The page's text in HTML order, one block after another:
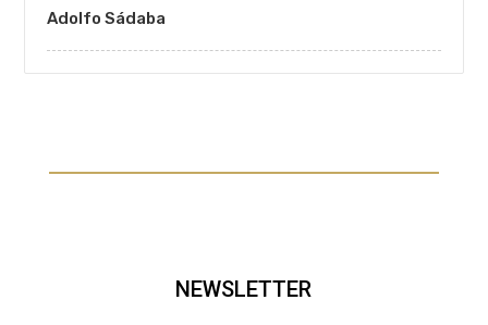
Adolfo Sádaba
NEWSLETTER